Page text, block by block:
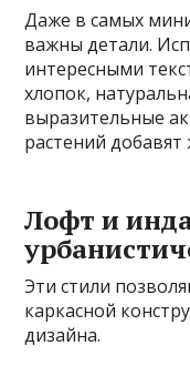
Даже в самых
важны детали.
интересными
хлопок,
выразительные
растений
Лофт и
Эти стили
каркасной
дизайна.